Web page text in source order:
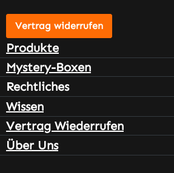
Vertrag widerrufen
Produkte
Mystery-Boxen
Rechtliches
Wissen
Vertrag Wiederrufen
Über Uns